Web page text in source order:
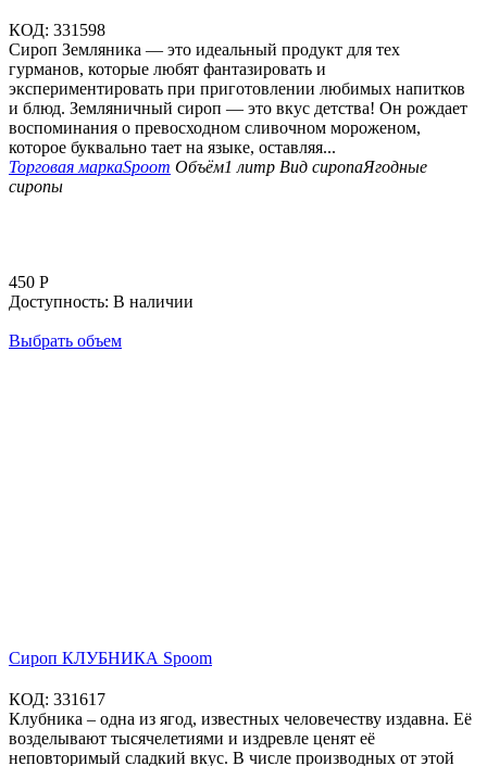
КОД: 331598
Сироп Земляника — это идеальный продукт для тех
гурманов, которые любят фантазировать и
экспериментировать при приготовлении любимых напитков
и блюд. Земляничный сироп — это вкус детства! Он рождает
воспоминания о превосходном сливочном мороженом,
которое буквально тает на языке, оставляя...
Торговая маркаSpoom Объём1 литр Вид сиропаЯгодные
сиропы
450 Р
Доступность: В наличии
Выбрать объем
Сироп КЛУБНИКА Spoom
КОД: 331617
Клубника – одна из ягод, известных человечеству издавна. Её
возделывают тысячелетиями и издревле ценят её
неповторимый сладкий вкус. В числе производных от этой